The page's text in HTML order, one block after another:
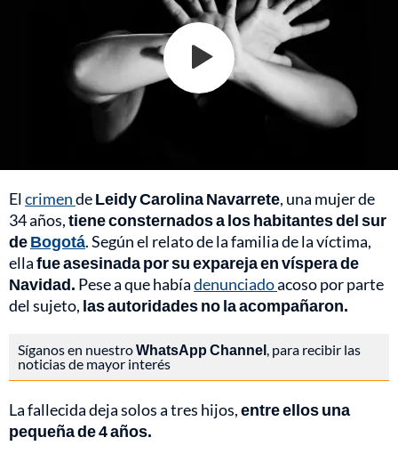
ElcrimendeLeidy Carolina Navarrete, una mujer de
34 años,tiene consternados a los habitantes del sur
deBogotá. Según el relato de la familia de la víctima,
ellafue asesinada por su expareja en víspera de
Navidad. Pese a que habíadenunciadoacoso por parte
del sujeto, las autoridades no la acompañaron.
Síganos en nuestroWhatsApp Channel , para recibir las
noticias de mayor interés
La fallecida deja solos a tres hijos,entre ellos una
pequeña de 4 años.